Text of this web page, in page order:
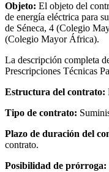
Objeto: El objeto del
de energía eléctrica para
de Séneca, 4 (Colegio
(Colegio Mayor África).
La descripción completa
Prescripciones Técnicas
Estructura del contrato:
Tipo de contrato:
Plazo de duración del
contrato.
Posibilidad de prórroga: